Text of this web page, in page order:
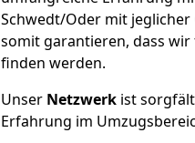
Schwedt/Oder mit
somit garantieren, dass wir
finden werden.
Unser Netzwerk ist
Erfahrung im